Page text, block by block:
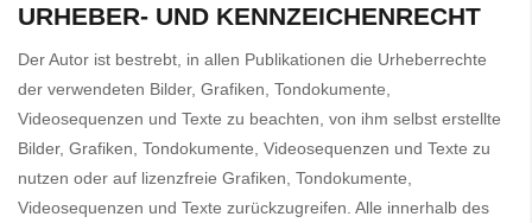
URHEBER- UND KENNZEICHENRECHT
Der Autor ist bestrebt, in allen Publikationen die Urheberrechte
der verwendeten Bilder, Grafiken, Tondokumente,
Videosequenzen und Texte zu beachten, von ihm selbst erstellte
Bilder, Grafiken, Tondokumente, Videosequenzen und Texte zu
nutzen oder auf lizenzfreie Grafiken, Tondokumente,
Videosequenzen und Texte zurückzugreifen. Alle innerhalb des